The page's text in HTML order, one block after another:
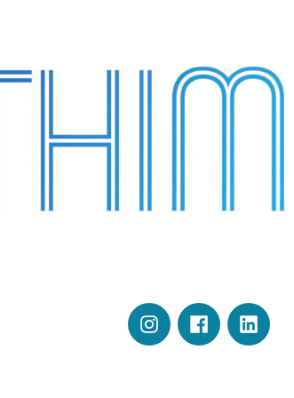
InstagramFacebookLinkedin